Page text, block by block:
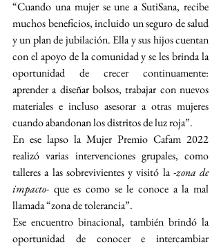
“Cuando una mujer se une a SutiSana, recibe
muchos beneficios, incluido un seguro de salud
y un plan de jubilación. Ella y sus hijos cuentan
con el apoyo de la comunidad y se les brinda la
oportunidad de crecer continuamente:
aprender a diseñar bolsos, trabajar con nuevos
materiales e incluso asesorar a otras mujeres
cuando abandonan los distritos de luz roja”.
En ese lapso la Mujer Premio Cafam 2022
realizó varias intervenciones grupales, como
talleres a las sobrevivientes y visitó la -zona de
impacto- que es como se le conoce a la mal
llamada “zona de tolerancia”.
Ese encuentro binacional, también brindó la
oportunidad de conocer e intercambiar